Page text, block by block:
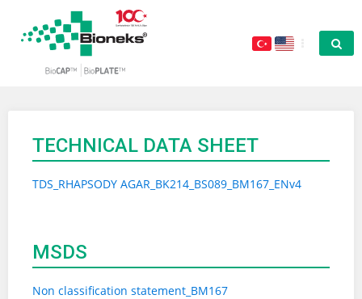
TECHNICAL DATA SHEET
TDS_RHAPSODY AGAR_BK214_BS089_BM167_ENv4
MSDS
Non classification statement_BM167